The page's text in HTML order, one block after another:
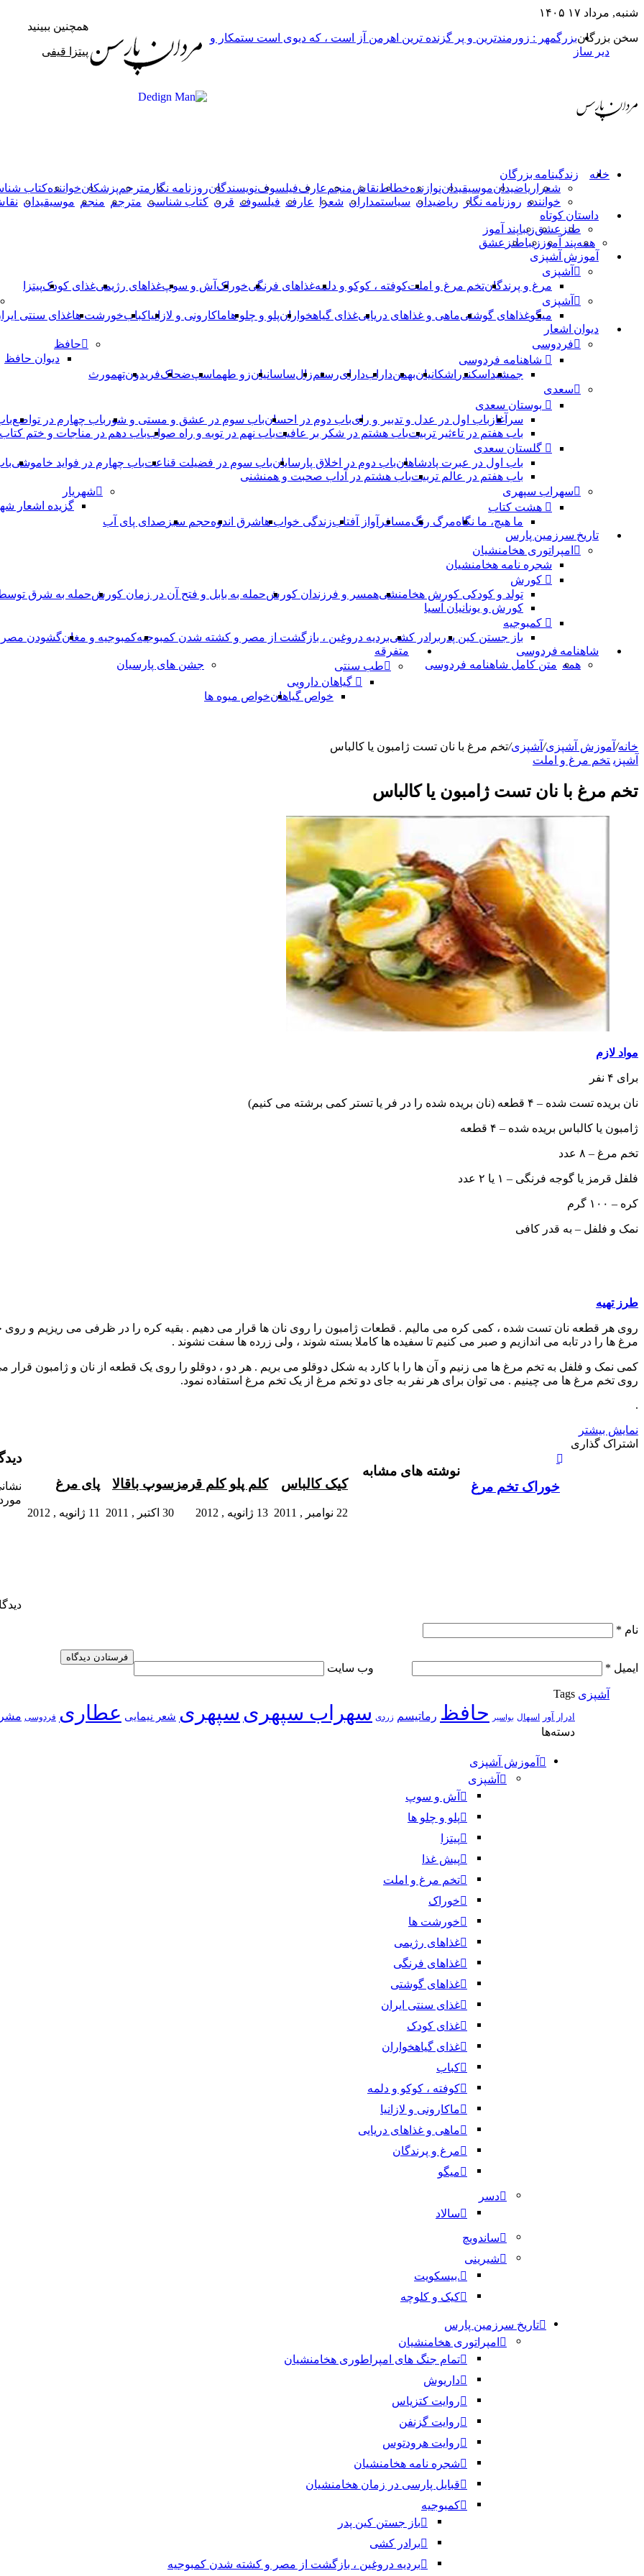
شنبه, مرداد ۱۷ ۱۴۰۵
سخن بزرگانبزرگمهر : زورمندترین و پر گزنده ترین اهرمن آز است ، که دیوی است ستمکار و
دیر ساز
خانه زندگینامه بزرگان
شعرا ریاضیدانموسیقیداننوازندهخطاطنقاشمنجم عارففیلسوفنویسندگانروزنامه نگار مترجمپزشکانخوانندهکتاب
خواننده روزنامه نگار ریاضیدان سیاستمداران شعرا عارف فیلسوف قرن کتاب شناسی مترجم منجم موسیقیدان
داستان کوتاه
طنز عشقزیباپند آموز
همهپند آموز زیباطنز عشق
آموزش آشپزی
آشپزی
مرغ و پرندگانتخم مرغ و املتکوفته ، کوکو و دلمهغذاهای فرنگیخوراک آش و سوپغذاهای رژیمیغذای کودکپیتزا
آشپزی
میگوغذاهای گوشتیماهی و غذاهای دریاییغذای گیاهخوارانپلو و چلو هاماکارونی و لازانیاکبابخورشت هاغذای سنتی
دیوان اشعار
فردوسی
شاهنامه فردوسی
جمشید اسکندر اشکانیانبهمندارابدارایرستمزالساسانیانزو طهماسپ‏ضحاکفریدونتهمورث
حافظ
دیوان حافظ
سعدی
بوستان سعدی
سرآغاز باب اول در عدل و تدبیر و رایباب دوم در احسانباب سوم در عشق و مستی و شور باب چهارم در تواضع
باب هفتم در تاءثیر تربیتباب هشتم در شکر بر عافیتباب نهم در توبه و راه صوابباب دهم در مناجات و ختم کتاب
گلستان سعدی
باب اول در عبرت پادشاهانباب دوم در اخلاق پارسایانباب سوم در فضیلت قناعتباب چهارم در فواید خاموشى
باب هفتم در عالم تربیتباب هشتم در آداب صحبت و همنشنى
سهراب سپهری
هشت کتاب
ما هیچ، ما نگاهمرگ رنگمسافر آواز آفتابزندگی خواب هاشرق اندوهحجم سبز صدای پای آب
شهریار
گزیده اشعار
تاریخ سرزمین پارس
امپراتوری هخامنشیان
شجره نامه هخامنشیان
کورش
تولد و کودکی کورش هخامنشیهمسر و فرزندان کورشحمله به بابل و فتح آن در زمان کورشحمله به شرق
کورش و یونانیان آسیا
کمبوجیه
باز جستن کین پدر برادر کشیبردیه دروغین ، بازگشت از مصر و کشته شدن کمبوجیهکمبوجیه و مغانگشودن مصر
شاهنامه فردوسی
همه متن کامل شاهنامه فردوسی
متفرقه
طب سنتی
گیاهان دارویی
خواص گیاهانخواص میوه ها
جشن های پارسیان
خانه/ آموزش آشپزی/ آشپزی/تخم مرغ با نان تست ژامبون یا کالباس
آشپزی تخم مرغ و املت
تخم مرغ با نان تست ژامبون یا کالباس
مواد لازم
برای ۴ نفر
نان بریده تست شده – ۴ قطعه (نان بریده شده را در فر یا تستر کمی برشته می کنیم)
ژامبون یا کالباس بریده شده – ۴ قطعه
تخم مرغ – ۸ عدد
فلفل قرمز یا گوجه فرنگی – ۱ یا ۲ عدد
کره – ۱۰۰ گرم
نمک و فلفل – به قدر کافی
طرز تهیه
روی هر قطعه نان تست شده ، کمی کره می مالیم . قطعات ژامبون را روی نان ها قرار می دهیم . بقیه کره را در ظرفی می ریزیم و روی
مرغ ها را در تابه می اندازیم و صبر می کنیم تا سفیده ها کاملا بسته شوند ، ولی زرده ها سفت نشوند .
کمی نمک و فلفل به تخم مرغ ها می زنیم و آن ها را با کارد به شکل دوقلو می بریم . هر دو ، دوقلو را روی یک قطعه از نان و ژامبون
روی تخم مرغ ها می چینیم . می توان برای هر نفر به جای دو تخم مرغ از یک تخم مرغ استفاده نمود.
.
نمایش بیشتر
اشتراک گذاری
بوک
آپ
گذاری
طریق
ایمیل
خوراک تخم مرغ
نوشته های مشابه
کیک کالباس
22 نوامبر , 2011
کلم پلو کلم قرمز
13 ژانویه , 2012
سوپ باقالا
30 اکتبر , 2011
پای مرغ
11 ژانویه , 2012
نام *
ایمیل * وب‌ سایت
همچنین ببینید
آشپزی
پیتزا قیفی
Tags
ادرار آور اسهال بواسیر حافظ رماتیسم زردی سهراب سپهری سپهری شعر نیمایی عطاری فردوسی
دسته‌ها
آموزش آشپزی
آشپزی
آش و سوپ
پلو و چلو ها
پیتزا
پیش غذا
تخم مرغ و املت
خوراک
خورشت ها
غذاهای رژیمی
غذاهای فرنگی
غذاهای گوشتی
غذای سنتی ایران
غذای کودک
غذای گیاهخواران
کباب
کوفته ، کوکو و دلمه
ماکارونی و لازانیا
ماهی و غذاهای دریایی
مرغ و پرندگان
میگو
دسر
سالاد
ساندویچ
شیرینی
.بیسکویت
کیک و کلوچه
تاریخ سرزمین پارس
امپراتوری هخامنشیان
تمام جنگ های امپراطوری هخامنشیان
داریوش
روایت کتزیاس
روایت گزنفن
روایت هرودتوس
شجره نامه هخامنشیان
قبایل پارسی در زمان هخامنشیان
کمبوجیه
باز جستن کین پدر
برادر کشی
بردیه دروغین ، بازگشت از مصر و کشته شدن کمبوجیه
فیس
بوک
X
واتس
آپ
تلگرام
وایبر
دکمه
بازگشت